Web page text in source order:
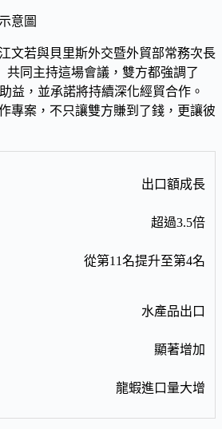
文若與貝里斯外交暨外貿部常務次長
共同主持這場會議，雙方都強調了
益，並承諾將持續深化經貿合作。
專案，不只讓雙方賺到了錢，更讓彼
出口額成長
超過3.5倍
從第11名提升至第4名
水產品出口
顯著增加
龍蝦進口量大增